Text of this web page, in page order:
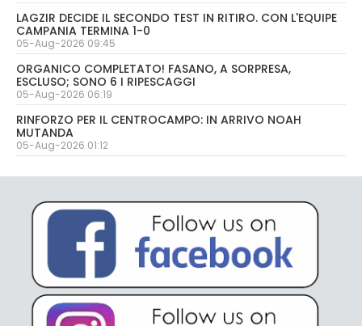
LAGZIR DECIDE IL SECONDO TEST IN RITIRO. CON L'EQUIPE
CAMPANIA TERMINA 1-0
05-Aug-2026 09:45
ORGANICO COMPLETATO! FASANO, A SORPRESA,
ESCLUSO; SONO 6 I RIPESCAGGI
05-Aug-2026 06:19
RINFORZO PER IL CENTROCAMPO: IN ARRIVO NOAH
MUTANDA
05-Aug-2026 01:12